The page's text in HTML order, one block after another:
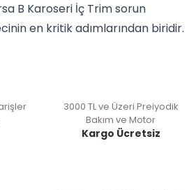
B Karoseri İç Trim sorun
en kritik adımlarından biridir.
3000 TL ve Üzeri Preiyodik
Bakım ve Motor
Kargo Ücretsiz